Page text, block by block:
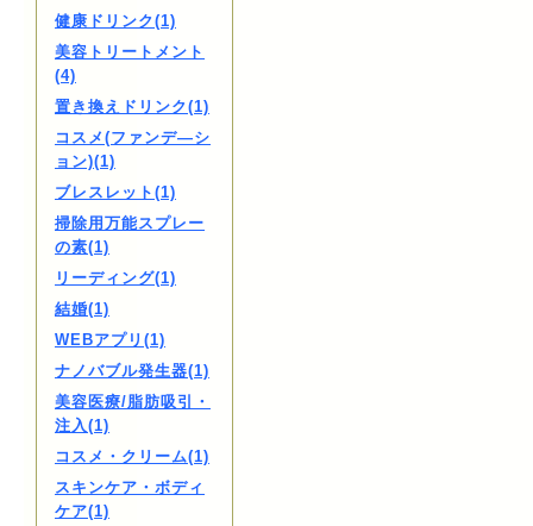
健康ドリンク(1)
美容トリートメント
(4)
置き換えドリンク(1)
コスメ(ファンデ―シ
ョン)(1)
ブレスレット(1)
掃除用万能スプレー
の素(1)
リーディング(1)
結婚(1)
WEBアプリ(1)
ナノバブル発生器(1)
美容医療/脂肪吸引・
注入(1)
コスメ・クリーム(1)
スキンケア・ボディ
ケア(1)